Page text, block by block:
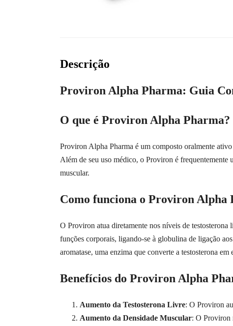
Descrição
Proviron Alpha Pharma: Guia
O que é Proviron Alpha Pharma?
Proviron Alpha Pharma é um composto oralmente
Além de seu uso médico, o Proviron é frequentemente
muscular.
Como funciona o Proviron Alpha
O Proviron atua diretamente nos níveis de
funções corporais, ligando-se à globulina de ligação
aromatase, uma enzima que converte a testosterona
Benefícios do Proviron Alpha
Aumento da Testosterona Livre: O Proviron
Aumento da Densidade Muscular: O Proviron